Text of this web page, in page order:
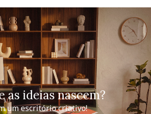
as ideias nascem?
um escritório criativo!